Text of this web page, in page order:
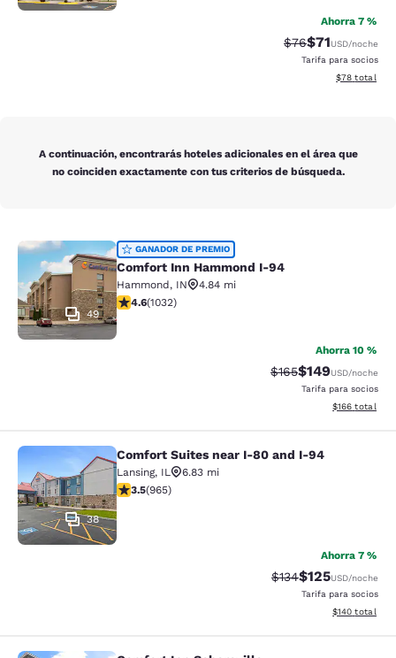
Ahorra 7 %
Precio tachado:
$76Precio con
$71USD/noche
Tarifa para socios
Ver detalles
$78 total
A continuación, encontrarás hoteles adicionales en el área que
no coinciden exactamente con tus criterios de búsqueda.
Comfort Inn Hammond I-94
49
GANADOR DE PREMIO
Comfort Inn Hammond I-94
Hammond, IN
4.84 mi
calificación de 4.56 estrellas. Excelente. 1032 reseñas
4.6(1032)
Ahorra 10 %
Precio tachado:
$165Precio con
$149USD/noche
Tarifa para socios
Ver detalles
$166 total
Comfort Suites near I-80 and I-94
38
Comfort Suites near I-80 and I-94
Lansing, IL
6.83 mi
calificación de 3.5 estrellas. Bueno. 965 reseñas
3.5(965)
Ahorra 7 %
Precio tachado:
$134Precio con
$125USD/noche
Tarifa para socios
Ver detalles
$140 total